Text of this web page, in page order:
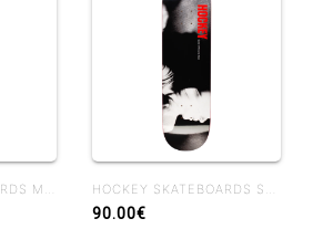
HOCKEY SKATEBOARDS MIDDLE EARTH NIK STAIN 8.38 HOCKEY SKATEBOARDS SHADOWBOX JOHN FITZGERALD 8.25
90.00€